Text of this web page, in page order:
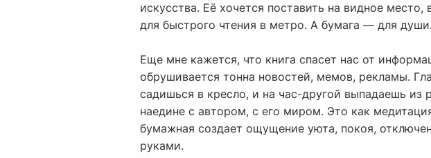
искусства. Её хочется поставить на видное
для быстрого чтения в метро. А бумага — для души.
Еще мне кажется, что книга спасет нас от
обрушивается тонна новостей, мемов, рекламы.
садишься в кресло, и на час-другой выпадаешь
наедине с автором, с его миром. Это как
бумажная создает ощущение уюта, покоя,
руками.